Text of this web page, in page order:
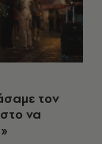
τον
να